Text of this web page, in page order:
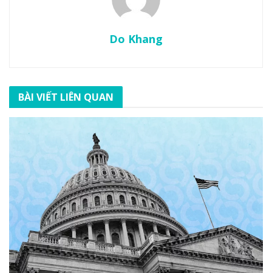
Do Khang
BÀI VIẾT LIÊN QUAN